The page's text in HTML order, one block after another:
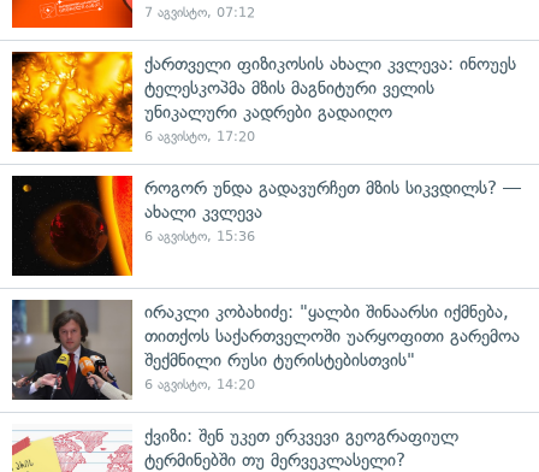
7 აგვისტო, 07:12
ქართველი ფიზიკოსის ახალი კვლევა: ინოუეს
ტელესკოპმა მზის მაგნიტური ველის
უნიკალური კადრები გადაიღო
6 აგვისტო, 17:20
როგორ უნდა გადავურჩეთ მზის სიკვდილს? —
ახალი კვლევა
6 აგვისტო, 15:36
ირაკლი კობახიძე: "ყალბი შინაარსი იქმნება,
თითქოს საქართველოში უარყოფითი გარემოა
შექმნილი რუსი ტურისტებისთვის"
6 აგვისტო, 14:20
ქვიზი: შენ უკეთ ერკვევი გეოგრაფიულ
ტერმინებში თუ მერვეკლასელი?